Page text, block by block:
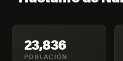
23,836
POBLACIÓN